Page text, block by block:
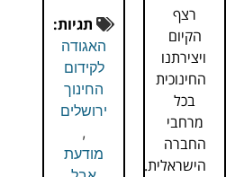
רצף
הקיום
ויצירתנו
החינוכית
בכל
מרחבי
החברה
הישראלית.
תגיות:
האגודה
לקידום
החינוך
ירושלים
,
מודעת